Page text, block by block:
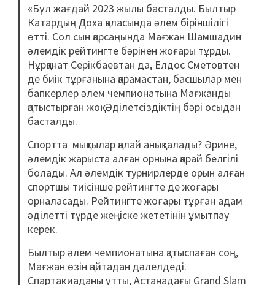
«Бұл жағдай 2023 жылы басталды. Былтыр
Катардың Доха қаласында әлем біріншілігі
өтті. Сол сын қарсаңында Мағжан Шамшадин
әлемдік рейтингте бәрінен жоғары тұрды.
Нұрқанат Серікбаевтан да, Елдос Сметовтен
де биік тұрғанына қарамастан, басшылар мен
бапкерлер әлем чемпионатына Мағжанды
қатыстырған жоқ. Әділетсіздіктің бәрі осыдан
басталды.
Спортта мықтылар қалай анықталады? Әрине,
әлемдік жарыста алған орнына қарай белгілі
болады. Ал әлемдік турнирлерде орын алған
спортшы тиісінше рейтингте де жоғары
орналасады. Рейтингте жоғары тұрған адам
әділетті түрде жеңіске жететінін ұмытпау
керек.
Былтыр әлем чемпионатына қатыспаған соң,
Мағжан өзін қайтадан дәлелдеді.
Спартакиаданы ұтты, Астанадағы Grand Slam